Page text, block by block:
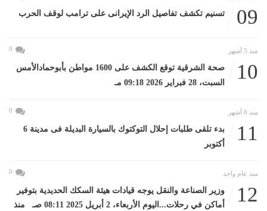
09 تسنيم تكشف تفاصيل الرد الإيرانى على ترامب لوقف الحرب
منذ 5 أشهر 0
10
صحة الشرقية توقع الكشف على 1600 مواطن بأبوحمادالأمس
السبت، 28 فبراير 2026 09:18 مـ
منذ 8 أشهر 0
11
بدء تلقى طلبات إحلال التوكتوك بالسيارة البديلة فى مدينة 6
أكتوبر
منذ عام واحد 0
12
وزير الصناعة والنقل يوجه قيادات هيئة السكك الحديدية بتوفير
أماكن في رحلات...اليوم الأربعاء، 2 أبريل 2025 08:11 صـ منذ